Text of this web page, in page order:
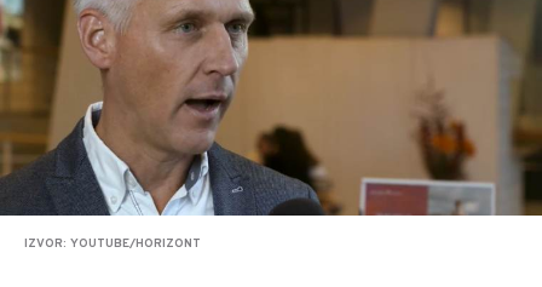
IZVOR: YOUTUBE/HORIZONT